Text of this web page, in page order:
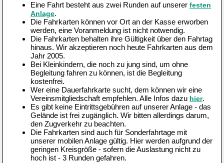
Eine Fahrt besteht aus zwei Runden auf unserer festen
Anlage.
Die Fahrkarten können vor Ort an der Kasse erworben
werden, eine Voranmeldung ist nicht notwendig.
Die Fahrkarten behalten ihre Gültigkeit über den Fahrtag
hinaus. Wir akzeptieren noch heute Fahrkarten aus dem
Jahr 2005.
Bei Kleinkindern, die noch zu jung sind, um ohne
Begleitung fahren zu können, ist die Begleitung
kostenfrei.
Wer eine Dauerfahrkarte sucht, dem können wir eine
Vereinsmitgliedschaft empfehlen. Alle Infos dazu hier.
Es gibt keine Eintrittsgebühren auf unserer Anlage - das
Gelände ist frei zugänglich. Wir bitten allerdings darum,
den Zugverkehr zu beachten.
Die Fahrkarten sind auch für Sonderfahrtage mit
unserer mobilen Anlage gültig. Hier werden aufgrund der
geringen Kreisgröße - sofern die Auslastung nicht zu
hoch ist - 3 Runden gefahren.